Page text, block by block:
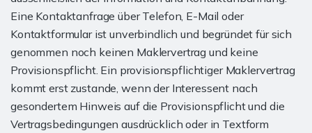
Eine Kontaktanfrage über Telefon, E-Mail oder
Kontaktformular ist unverbindlich und begründet für sich
genommen noch keinen Maklervertrag und keine
Provisionspflicht. Ein provisionspflichtiger Maklervertrag
kommt erst zustande, wenn der Interessent nach
gesondertem Hinweis auf die Provisionspflicht und die
Vertragsbedingungen ausdrücklich oder in Textform